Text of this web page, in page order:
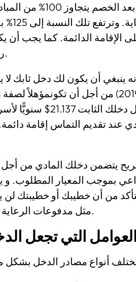
دخلهم الثابت بعد
الإقامة الدائمة. كما يجب
رعاية خطيبك أو خطيبتك على المدى الطويل.
شخصين (سنة 2019) من أجل أن
يجب أن لا يقل
تقديم التماس إقامة دائمة.
بموجب المعيار المطلوب.
من أن خطيبك أو خطيبتك
مثل مدفوعات الرعاية الاجتماعية أثناء وجوده في الولايات المتحدة.
التي تجعل